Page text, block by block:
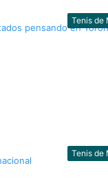
Tenis de
Tenis de